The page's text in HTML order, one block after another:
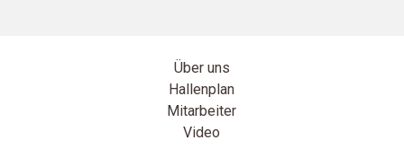
Über uns
Hallenplan
Mitarbeiter
Video